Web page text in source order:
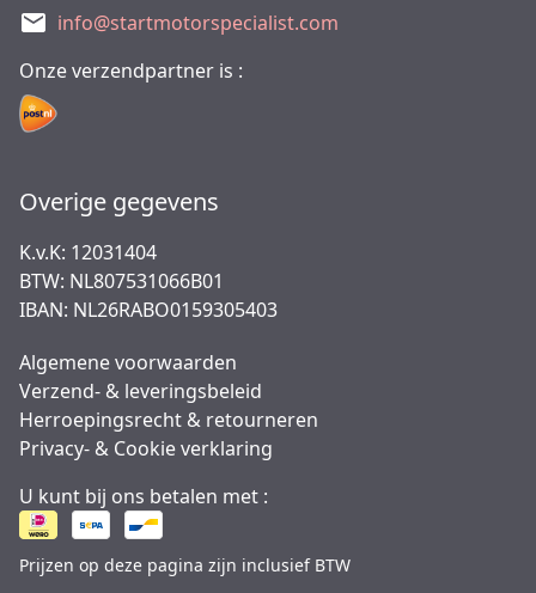
info@startmotorspecialist.com
Onze verzendpartner is :
Overige gegevens
K.v.K: 12031404
BTW: NL807531066B01
IBAN: NL26RABO0159305403
Algemene voorwaarden
Verzend- & leveringsbeleid
Herroepingsrecht & retourneren
Privacy- & Cookie verklaring
U kunt bij ons betalen met :
Prijzen op deze pagina zijn inclusief BTW